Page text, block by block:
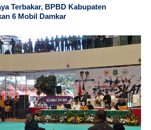
Terbakar, BPBD Kabupaten
6 Mobil Damkar